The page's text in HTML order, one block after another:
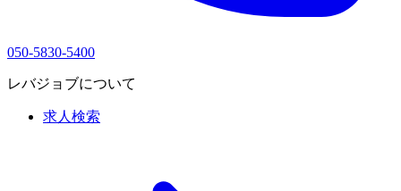
050-5830-5400
レバジョブについて
求人検索